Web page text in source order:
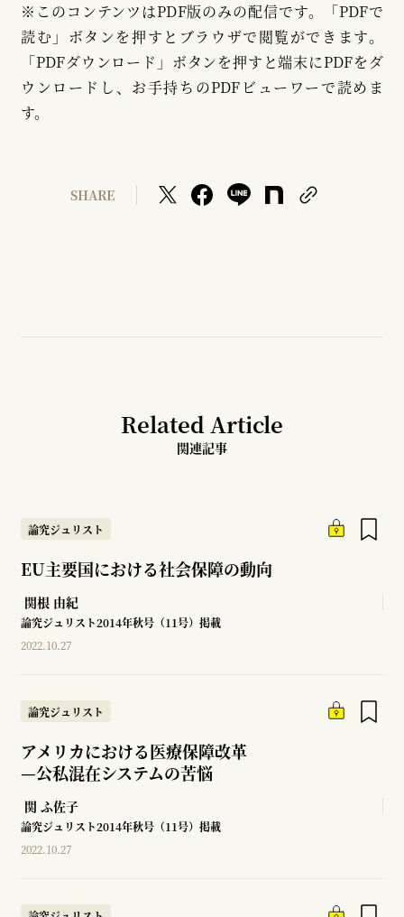
※このコンテンツはPDF版のみの配信です。「PDFで
読む」ボタンを押すとブラウザで閲覧ができます。
「PDFダウンロード」ボタンを押すと端末にPDFをダ
ウンロードし、お手持ちのPDFビューワーで読めま
す。
SHARE
Related Article
関連記事
論究ジュリスト
EU主要国における社会保障の動向
関根 由紀
論究ジュリスト2014年秋号（11号）掲載
2022.10.27
論究ジュリスト
アメリカにおける医療保障改革
—公私混在システムの苦悩
関 ふ佐子
論究ジュリスト2014年秋号（11号）掲載
2022.10.27